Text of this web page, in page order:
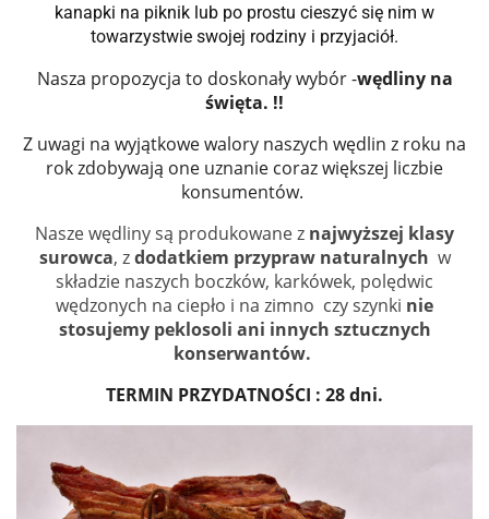
kanapki na piknik lub po prostu cieszyć się nim w
towarzystwie swojej rodziny i przyjaciół.
Nasza propozycja to doskonały wybór -wędliny na
święta. !!
Z uwagi na wyjątkowe walory naszych wędlin z roku na
rok zdobywają one uznanie coraz większej liczbie
konsumentów.
Nasze wędliny są produkowane z najwyższej klasy
surowca, zdodatkiem przypraw naturalnych w
składzie naszych boczków, karkówek, polędwic
wędzonych na ciepło i na zimno czy szynki nie
stosujemy peklosoli ani innych sztucznych
konserwantów.
TERMIN PRZYDATNOŚCI : 28 dni.